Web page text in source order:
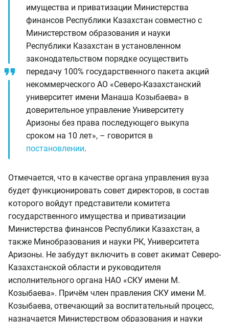
имущества и приватизации Министерства
финансов Республики Казахстан совместно с
Министерством образования и науки
Республики Казахстан в установленном
законодательством порядке осуществить
передачу 100% государственного пакета акций
некоммерческого АО «Северо-Казахстанский
университет имени Манаша Козыбаева» в
доверительное управление Университету
Аризоны без права последующего выкупа
сроком на 10 лет», – говорится в
постановлении.
Отмечается, что в качестве органа управления вуза
будет функционировать совет директоров, в состав
которого войдут представители комитета
государственного имущества и приватизации
Министерства финансов Республики Казахстан, а
также Минобразования и науки РК, Университета
Аризоны. Не забудут включить в совет акимат Северо-
Казахстанской области и руководителя
исполнительного органа НАО «СКУ имени М.
Козыбаева». Причём член правления СКУ имени М.
Козыбаева, отвечающий за воспитательный процесс,
назначается Министерством образования и науки